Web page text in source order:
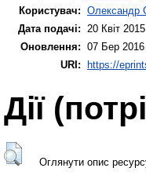
Користувач: Олександр
Дата подачі: 20 Квіт
Оновлення: 07 Бер
URI:
https://
Дії
Оглянути опис